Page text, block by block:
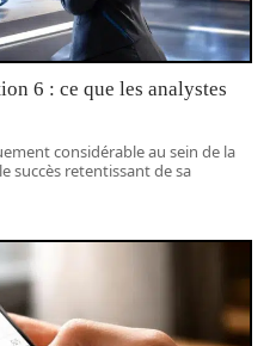
6 : ce que les analystes
considérable au sein de la
succès retentissant de sa